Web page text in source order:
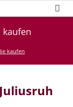
kaufen